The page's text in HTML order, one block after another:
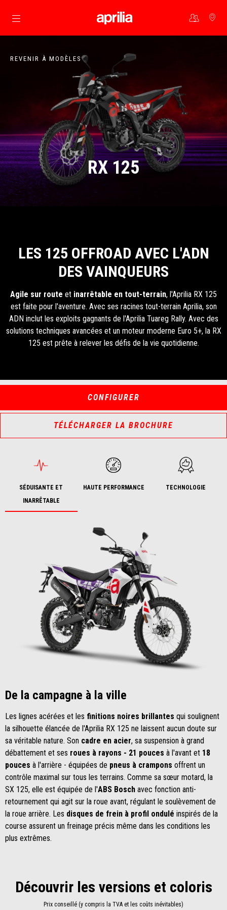
Aller au contenu principal
REVENIR À MODÈLES
RX 125
LES 125 OFFROAD AVEC L'ADN
DES VAINQUEURS
Agile sur route et inarrêtable en tout-terrain, l'Aprilia RX 125
est faite pour l'aventure. Avec ses racines tout-terrain Aprilia, son
ADN inclut les exploits gagnants de l'Aprilia Tuareg Rally. Avec des
solutions techniques avancées et un moteur moderne Euro 5+, la RX
125 est prête à relever les défis de la vie quotidienne.
CONFIGURER
TÉLÉCHARGER LA BROCHURE
SÉDUISANTE ET
INARRÊTABLE
HAUTE PERFORMANCE TECHNOLOGIE
De la campagne à la ville
Les lignes acérées et les finitions noires brillantes qui soulignent
la silhouette élancée de l'Aprilia RX 125 ne laissent aucun doute sur
sa véritable nature. Son cadre en acier, sa suspension à grand
débattement et ses roues à rayons - 21 pouces à l'avant et 18
pouces à l'arrière - équipées de pneus à crampons offrent un
contrôle maximal sur tous les terrains. Comme sa sœur motard, la
SX 125, elle est équipée de l'ABS Bosch avec fonction anti-
retournement qui agit sur la roue avant, régulant le soulèvement de
la roue arrière. Les disques de frein à profil ondulé inspirés de la
course assurent un freinage précis même dans les conditions les
plus extrêmes.
Découvrir les versions et coloris
Prix conseillé (y compris la TVA et les coûts inévitables)